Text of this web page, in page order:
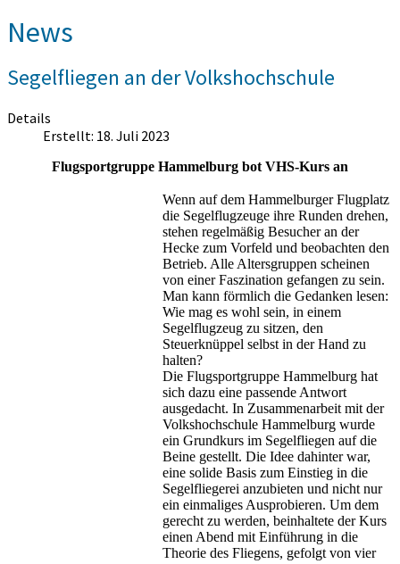
News
Segelfliegen an der Volkshochschule
Details
Erstellt: 18. Juli 2023
Flugsportgruppe Hammelburg bot VHS-Kurs an
Wenn auf dem Hammelburger Flugplatz
die Segelflugzeuge ihre Runden drehen,
stehen regelmäßig Besucher an der
Hecke zum Vorfeld und beobachten den
Betrieb. Alle Altersgruppen scheinen
von einer Faszination gefangen zu sein.
Man kann förmlich die Gedanken lesen:
Wie mag es wohl sein, in einem
Segelflugzeug zu sitzen, den
Steuerknüppel selbst in der Hand zu
halten?
Die Flugsportgruppe Hammelburg hat
sich dazu eine passende Antwort
ausgedacht. In Zusammenarbeit mit der
Volkshochschule Hammelburg wurde
ein Grundkurs im Segelfliegen auf die
Beine gestellt. Die Idee dahinter war,
eine solide Basis zum Einstieg in die
Segelfliegerei anzubieten und nicht nur
ein einmaliges Ausprobieren. Um dem
gerecht zu werden, beinhaltete der Kurs
einen Abend mit Einführung in die
Theorie des Fliegens, gefolgt von vier